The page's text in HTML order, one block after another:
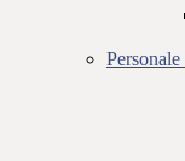
Personale